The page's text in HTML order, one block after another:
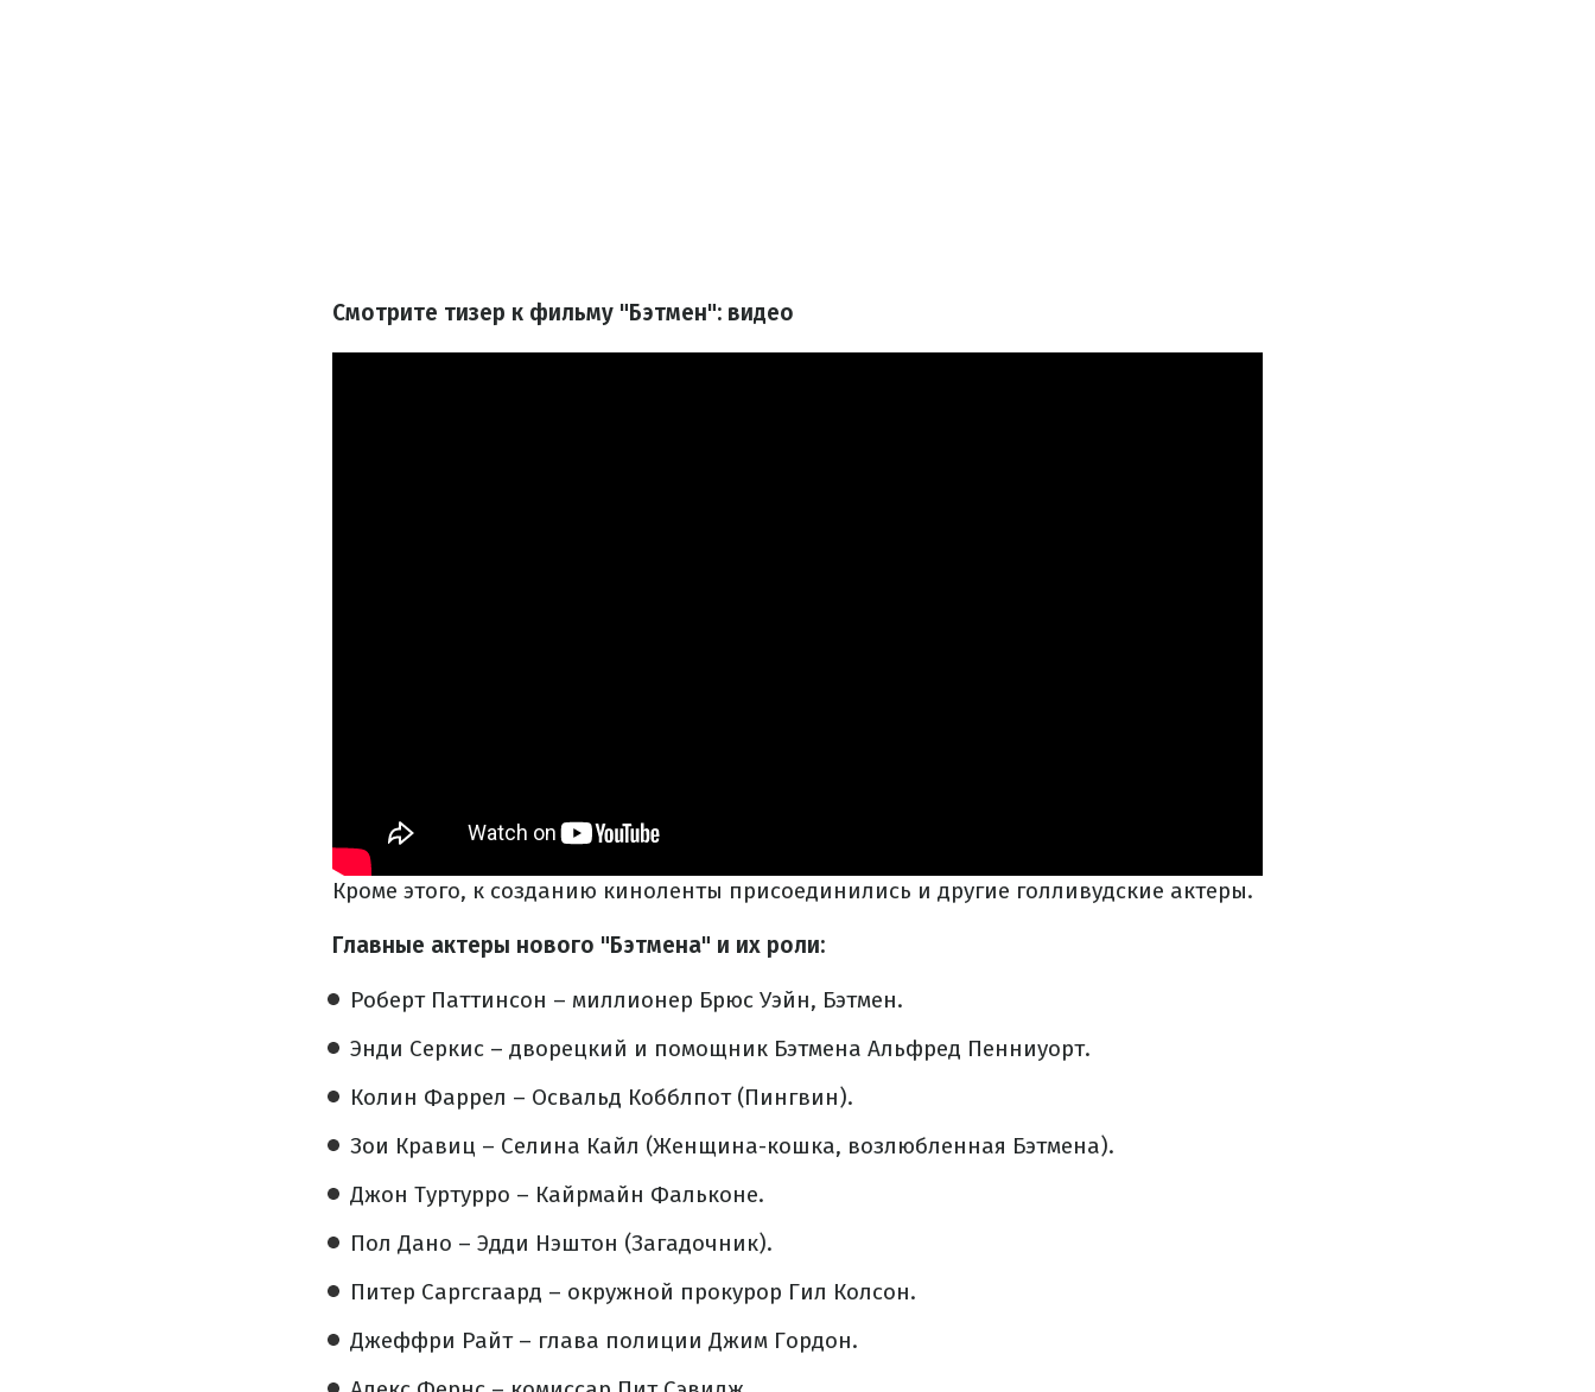
Смотрите тизер к фильму "Бэтмен": видео
Кроме этого, к созданию киноленты присоединились и другие голливудские актеры.
Главные актеры нового "Бэтмена" и их роли:
Роберт Паттинсон – миллионер Брюс Уэйн, Бэтмен.
Энди Серкис – дворецкий и помощник Бэтмена Альфред Пенниуорт.
Колин Фаррел – Освальд Кобблпот (Пингвин).
Зои Кравиц – Селина Кайл (Женщина-кошка, возлюбленная Бэтмена).
Джон Туртурро – Кайрмайн Фальконе.
Пол Дано – Эдди Нэштон (Загадочник).
Питер Саргсгаард – окружной прокурор Гил Колсон.
Джеффри Райт – глава полиции Джим Гордон.